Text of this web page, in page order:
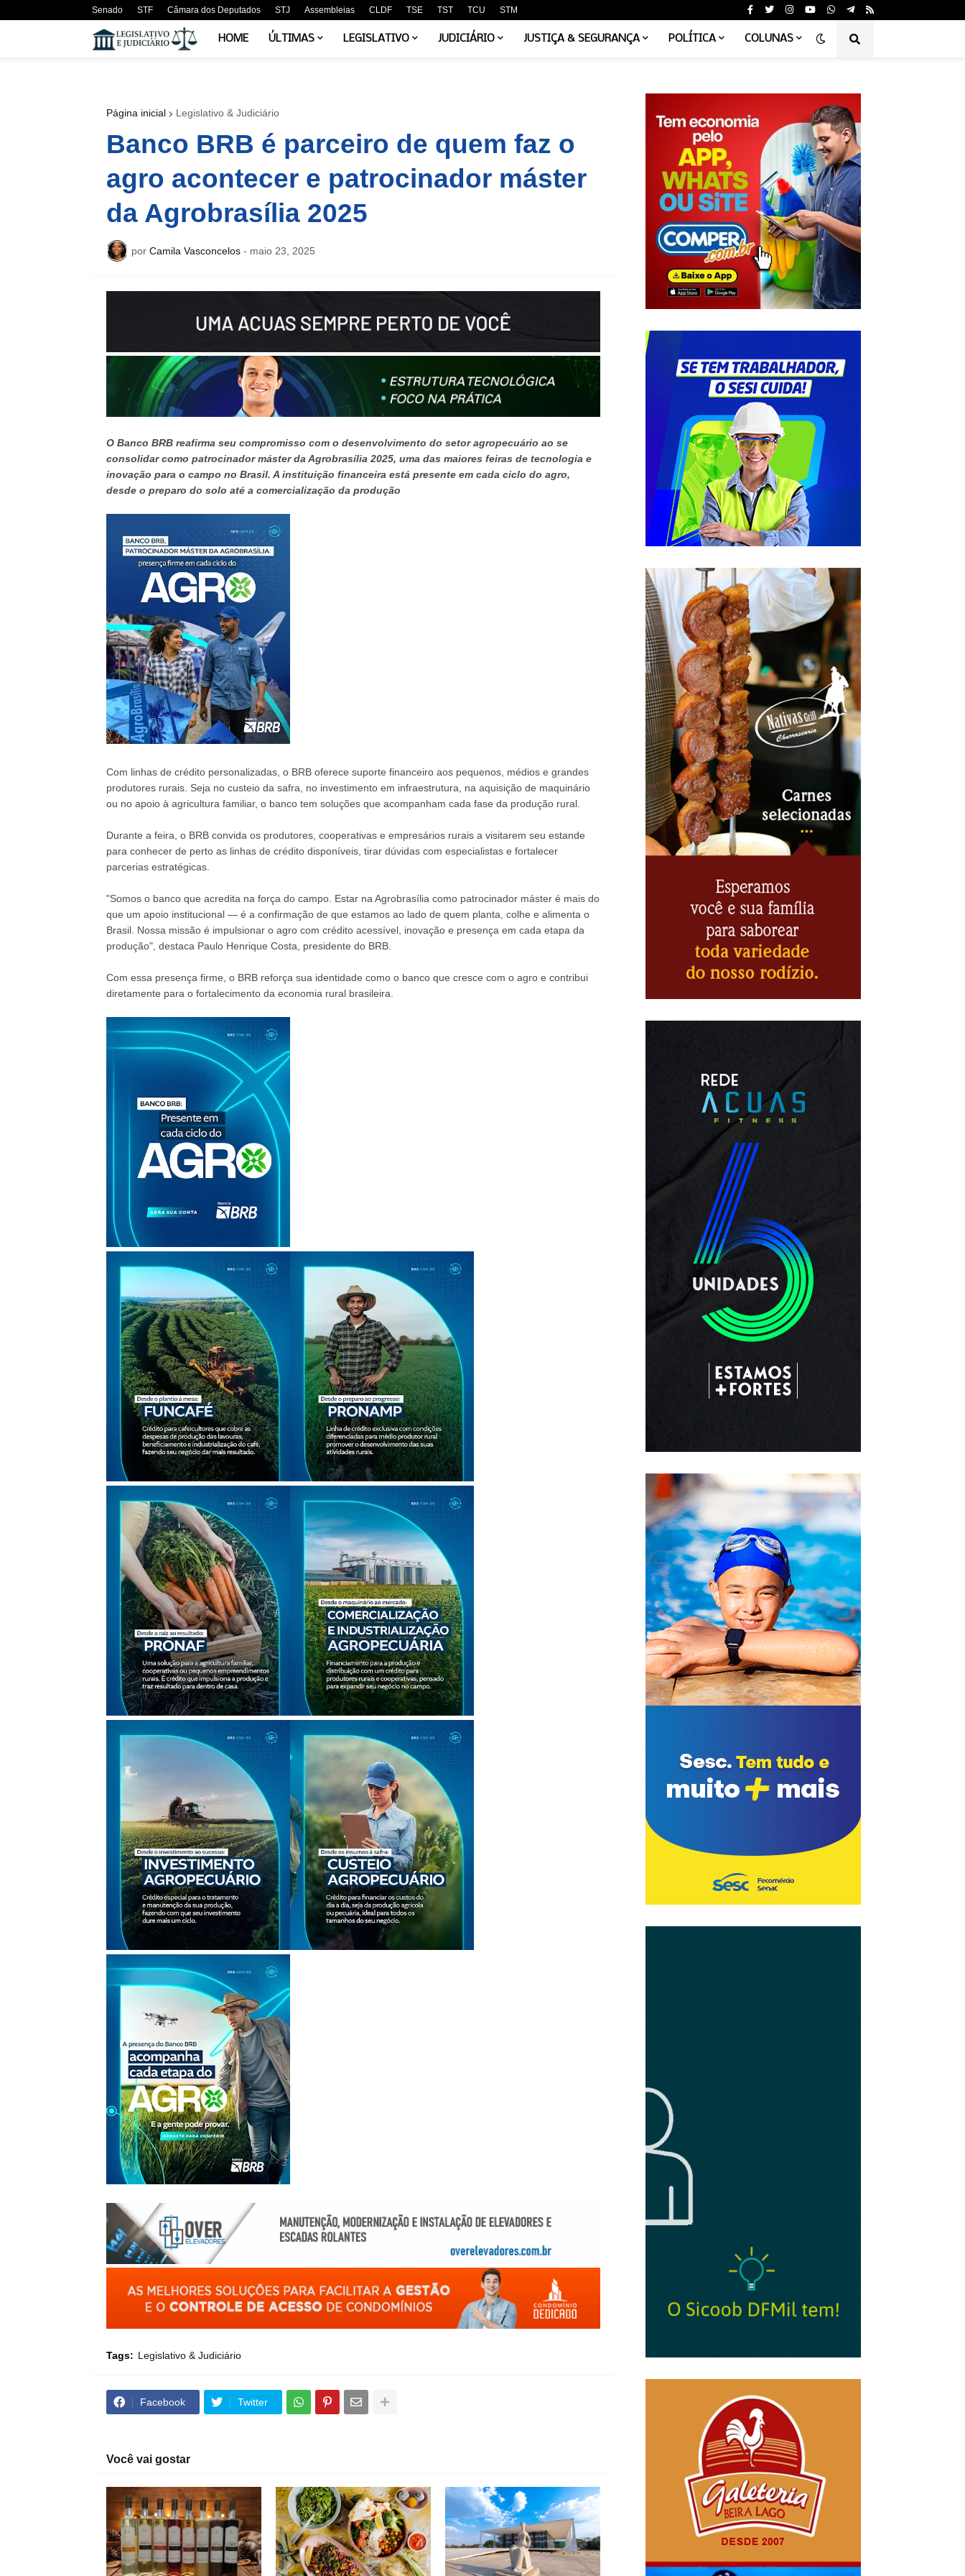
Senado STF Câmara dos Deputados STJ Assembleias CLDF TSE TST TCU STM
HOME ÚLTIMAS LEGISLATIVO JUDICIÁRIO JUSTIÇA & SEGURANÇA POLÍTICA COLUNAS
Página inicial Legislativo & Judiciário
Banco BRB é parceiro de quem faz o
agro acontecer e patrocinador máster
da Agrobrasília 2025
por Camila Vasconcelos - maio 23, 2025
O Banco BRB reafirma seu compromisso com o desenvolvimento do setor agropecuário ao se
consolidar como patrocinador máster da Agrobrasília 2025, uma das maiores feiras de tecnologia e
inovação para o campo no Brasil. A instituição financeira está presente em cada ciclo do agro,
desde o preparo do solo até a comercialização da produção
Com linhas de crédito personalizadas, o BRB oferece suporte financeiro aos pequenos, médios e grandes
produtores rurais. Seja no custeio da safra, no investimento em infraestrutura, na aquisição de maquinário
ou no apoio à agricultura familiar, o banco tem soluções que acompanham cada fase da produção rural.
Durante a feira, o BRB convida os produtores, cooperativas e empresários rurais a visitarem seu estande
para conhecer de perto as linhas de crédito disponíveis, tirar dúvidas com especialistas e fortalecer
parcerias estratégicas.
"Somos o banco que acredita na força do campo. Estar na Agrobrasília como patrocinador máster é mais do
que um apoio institucional — é a confirmação de que estamos ao lado de quem planta, colhe e alimenta o
Brasil. Nossa missão é impulsionar o agro com crédito acessível, inovação e presença em cada etapa da
produção", destaca Paulo Henrique Costa, presidente do BRB.
Com essa presença firme, o BRB reforça sua identidade como o banco que cresce com o agro e contribui
diretamente para o fortalecimento da economia rural brasileira.
Tags: Legislativo & Judiciário
Facebook Twitter
Você vai gostar